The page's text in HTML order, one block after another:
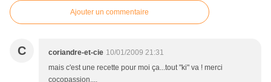
Ajouter un commentaire
C coriandre-et-cie 10/01/2009 21:31
mais c'est une recette pour moi ça...tout "ki" va ! merci
cocopassion....